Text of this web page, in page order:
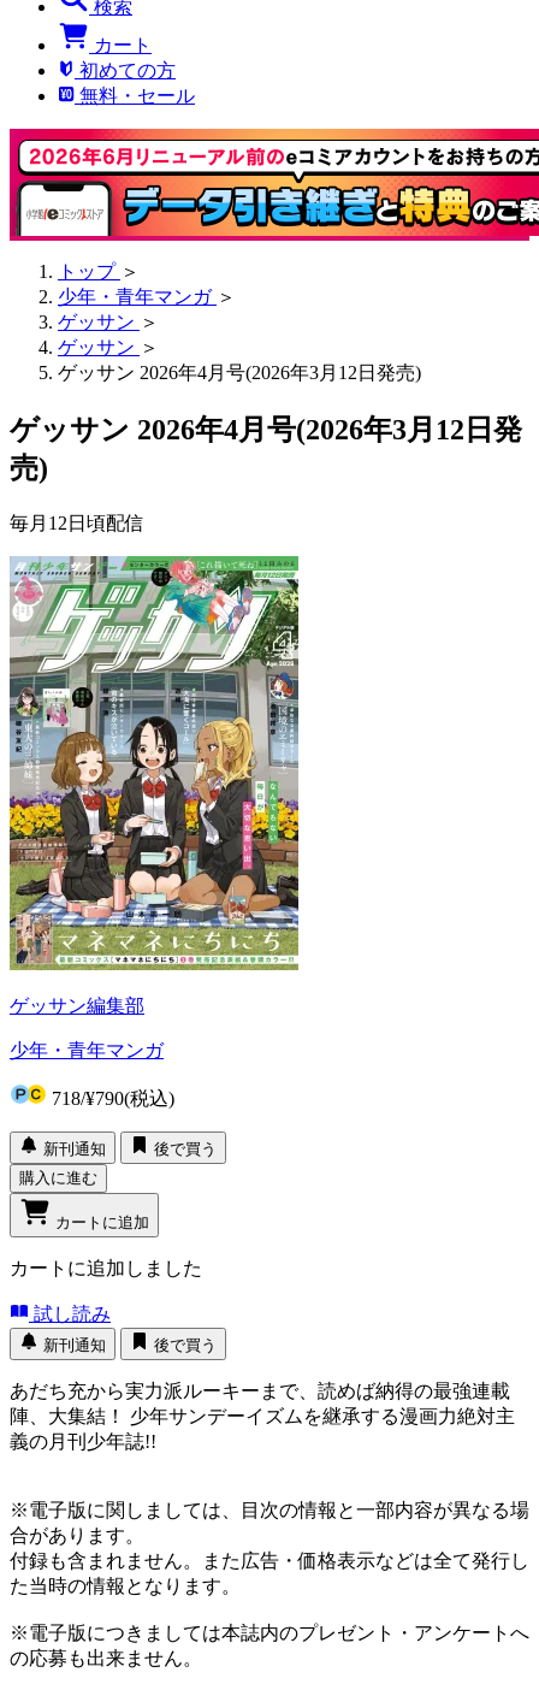
検索
カート
初めての方
無料・セール
トップ ＞
少年・青年マンガ ＞
ゲッサン ＞
ゲッサン ＞
ゲッサン 2026年4月号(2026年3月12日発売)
ゲッサン 2026年4月号(2026年3月12日発
売)
毎月12日頃配信
ゲッサン編集部
少年・青年マンガ
718/¥790(税込)
新刊通知
後で買う
購入に進む
カートに追加
カートに追加しました
試し読み
新刊通知 後で買う
あだち充から実力派ルーキーまで、読めば納得の最強連載
陣、大集結！ 少年サンデーイズムを継承する漫画力絶対主
義の月刊少年誌!!
※電子版に関しましては、目次の情報と一部内容が異なる場
合があります。
付録も含まれません。また広告・価格表示などは全て発行し
た当時の情報となります。
※電子版につきましては本誌内のプレゼント・アンケートへ
の応募も出来ません。